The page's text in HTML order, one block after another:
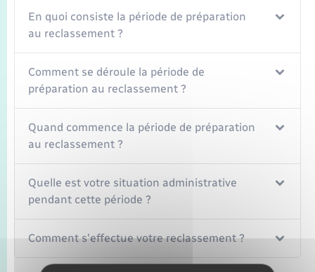
En quoi consiste la période de préparation
au reclassement ?
Comment se déroule la période de
préparation au reclassement ?
Quand commence la période de préparation
au reclassement ?
Quelle est votre situation administrative
pendant cette période ?
Comment s'effectue votre reclassement ?